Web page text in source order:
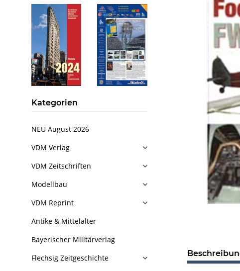
Kategorien
NEU August 2026
VDM Verlag
VDM Zeitschriften
Modellbau
VDM Reprint
Antike & Mittelalter
Bayerischer Militärverlag
Flechsig Zeitgeschichte